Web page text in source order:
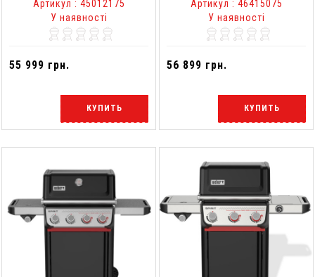
Артикул : 45012175
У наявності
55 999 грн.
КУПИТЬ
Артикул : 46415075
У наявності
56 899 грн.
КУПИТЬ